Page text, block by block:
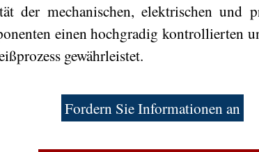
der mechanischen, elektrischen und
einen hochgradig kontrollierten
gewährleistet.
Fordern Sie Informationen an